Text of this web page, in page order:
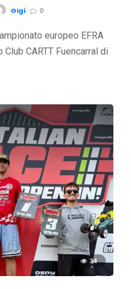
Gigi 0
europeo EFRA
CARTT Fuencarral di
34